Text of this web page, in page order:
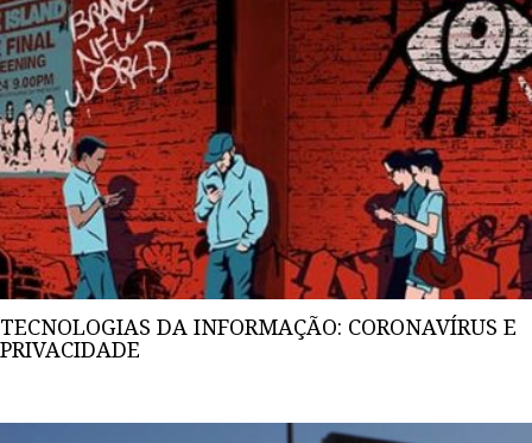
TECNOLOGIAS DA INFORMAÇÃO: CORONAVÍRUS E
PRIVACIDADE